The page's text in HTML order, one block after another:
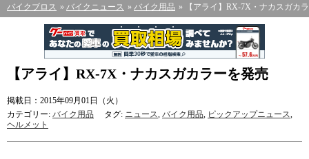
バイクブロス バイクニュース バイク用品 【アライ】RX-7X・ナカスガカ
【アライ】RX-7X・ナカスガカラーを発売
掲載日：2015年09月01日（火）
カテゴリー: バイク用品 タグ: ニュース, バイク用品, ピックアップニュース,
ヘルメット